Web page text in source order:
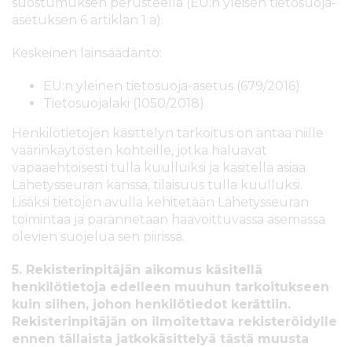
asetuksen 6 artiklan 1 a).
Keskeinen lainsäädäntö:
EU:n yleinen tietosuoja-asetus (679/2016)
Tietosuojalaki (1050/2018)
Henkilötietojen käsittelyn tarkoitus on antaa niille
väärinkäytösten kohteille, jotka haluavat
vapaaehtoisesti tulla kuulluiksi ja käsitellä asiaa
Lähetysseuran kanssa, tilaisuus tulla kuulluksi.
Lisäksi tietojen avulla kehitetään Lähetysseuran
toimintaa ja parannetaan haavoittuvassa asemassa
olevien suojelua sen piirissä.
5. Rekisterinpitäjän aikomus käsitellä
henkilötietoja edelleen muuhun tarkoitukseen
kuin siihen, johon henkilötiedot kerättiin.
Rekisterinpitäjän on ilmoitettava rekisteröidylle
ennen tällaista jatkokäsittelyä tästä muusta